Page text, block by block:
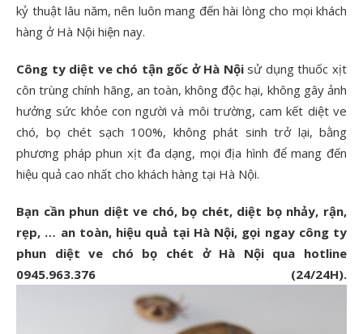
kỷ thuật lâu năm, nên luôn mang đến hài lòng cho mọi khách
hàng ở Hà Nội hiện nay.
Công ty diệt ve chó tận gốc ở Hà Nộisử dụng thuốc xịt
côn trùng chính hãng, an toàn, không độc hại, không gây ảnh
hưởng sức khỏe con người và môi trường, cam kết diệt ve
chó, bọ chét sạch 100%, không phát sinh trở lại, bằng
phương pháp phun xịt đa dạng, mọi địa hình để mang đến
hiệu quả cao nhất cho khách hàng tại Hà Nội.
Bạn cần phun diệt ve chó, bọ chét, diệt bọ nhảy, rận,
rẹp, … an toàn, hiệu quả tại Hà Nội, gọi ngay công ty
phun diệt ve chó bọ chét ở Hà Nội qua hotline
0945.963.376 (24/24H).